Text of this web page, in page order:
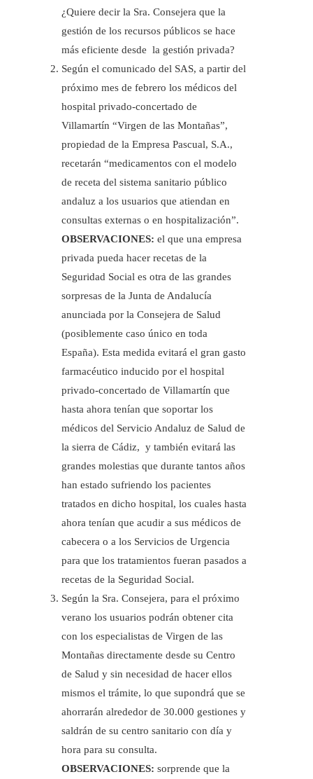
¿Quiere decir la Sra. Consejera que la
gestión de los recursos públicos se hace
más eficiente desde la gestión privada?
Según el comunicado del SAS, a partir del
próximo mes de febrero los médicos del
hospital privado-concertado de
Villamartín “Virgen de las Montañas”,
propiedad de la Empresa Pascual, S.A.,
recetarán “medicamentos con el modelo
de receta del sistema sanitario público
andaluz a los usuarios que atiendan en
consultas externas o en hospitalización”.
OBSERVACIONES: el que una empresa
privada pueda hacer recetas de la
Seguridad Social es otra de las grandes
sorpresas de la Junta de Andalucía
anunciada por la Consejera de Salud
(posiblemente caso único en toda
España). Esta medida evitará el gran gasto
farmacéutico inducido por el hospital
privado-concertado de Villamartín que
hasta ahora tenían que soportar los
médicos del Servicio Andaluz de Salud de
la sierra de Cádiz, y también evitará las
grandes molestias que durante tantos años
han estado sufriendo los pacientes
tratados en dicho hospital, los cuales hasta
ahora tenían que acudir a sus médicos de
cabecera o a los Servicios de Urgencia
para que los tratamientos fueran pasados a
recetas de la Seguridad Social.
Según la Sra. Consejera, para el próximo
verano los usuarios podrán obtener cita
con los especialistas de Virgen de las
Montañas directamente desde su Centro
de Salud y sin necesidad de hacer ellos
mismos el trámite, lo que supondrá que se
ahorrarán alrededor de 30.000 gestiones y
saldrán de su centro sanitario con día y
hora para su consulta.
OBSERVACIONES: sorprende que la